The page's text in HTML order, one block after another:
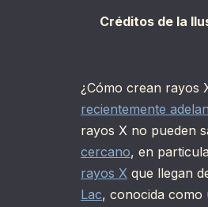
Créditos de la
¿Cómo crean rayos
recientemente
rayos X no pueden
cercano, en
rayos X que llegan
Lac, conocida como